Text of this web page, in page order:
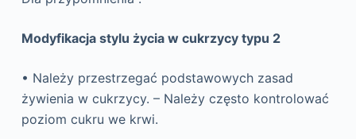
Modyfikacja stylu życia w cukrzycy typu 2
• Należy przestrzegać podstawowych zasad
żywienia w cukrzycy. – Należy często kontrolować
poziom cukru we krwi.